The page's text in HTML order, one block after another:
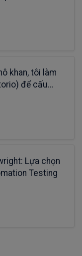
Enterprise
khan, tôi làm
để cấu
Lựa chọn
Testing